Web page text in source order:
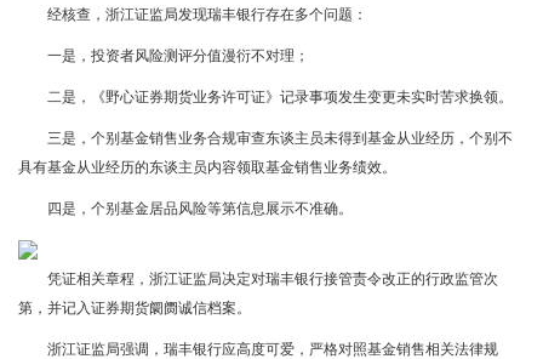
经核查，浙江证监局发现瑞丰银行存在多个问题：
一是，投资者风险测评分值漫衍不对理；
二是，《野心证券期货业务许可证》记录事项发生变更未实时苦求换领。
三是，个别基金销售业务合规审查东谈主员未得到基金从业经历，个别不
具有基金从业经历的东谈主员内容领取基金销售业务绩效。
四是，个别基金居品风险等第信息展示不准确。
凭证相关章程，浙江证监局决定对瑞丰银行接管责令改正的行政监管次
第，并记入证券期货阛阓诚信档案。
浙江证监局强调，瑞丰银行应高度可爱，严格对照基金销售相关法律规